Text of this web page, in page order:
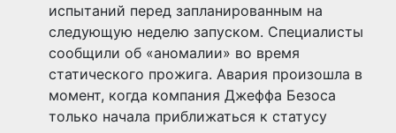
испытаний перед запланированным на
следующую неделю запуском. Специалисты
сообщили об «аномалии» во время
статического прожига. Авария произошла в
момент, когда компания Джеффа Безоса
только начала приближаться к статусу